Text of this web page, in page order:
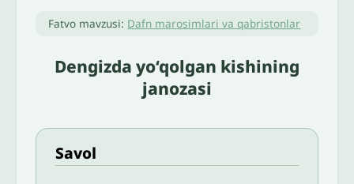
Fatvo mavzusi: Dafn marosimlari va qabristonlar
Dengizda yo‘qolgan kishining
janozasi
Savol